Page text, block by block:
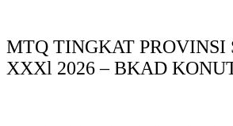
MTQ TINGKAT PROVINSI
XXXl 2026 – BKAD